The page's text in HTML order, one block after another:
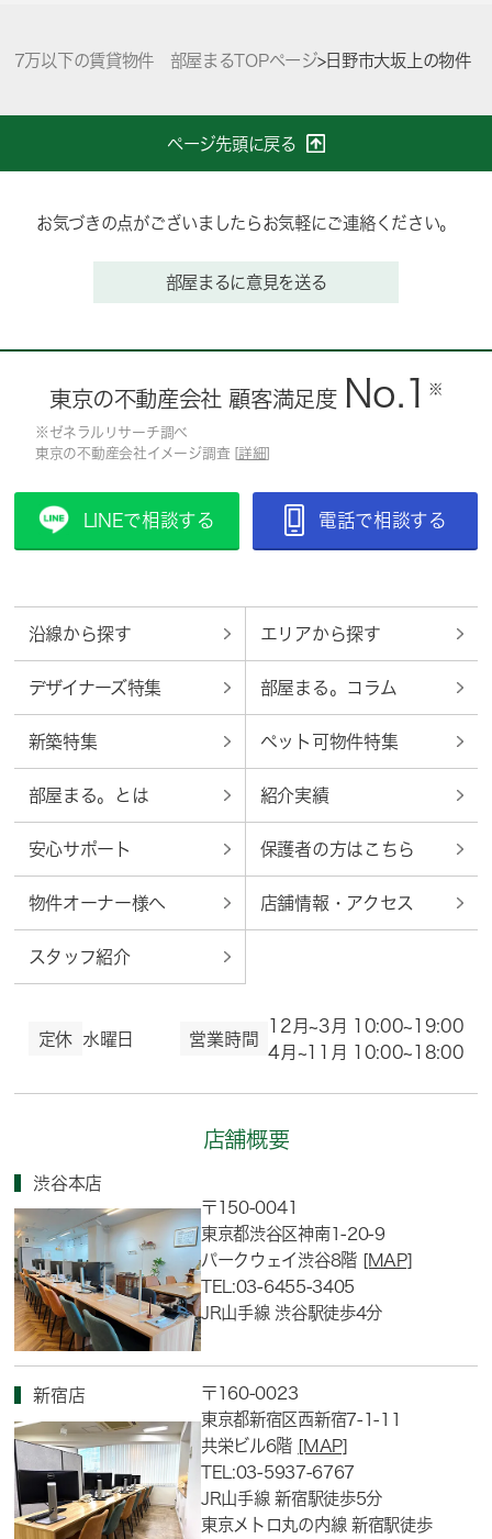
7万以下の賃貸物件 部屋まるTOPページ>日野市大坂上の物件
ページ先頭に戻る
お気づきの点がございましたらお気軽にご連絡ください。
部屋まるに意見を送る
東京の不動産会社 顧客満足度 No.1 ※
※ゼネラルリサーチ調べ
東京の不動産会社イメージ調査 [ 詳細
LINEで相談する 電話で相談する
沿線から探す エリアから探す
デザイナーズ特集 部屋まる。コラム
新築特集 ペット可物件特集
部屋まる。とは 紹介実績
安心サポート 保護者の方はこちら
物件オーナー様へ 店舗情報・アクセス
スタッフ紹介
定休 水曜日 営業時間
12月~3月 10:00~19:00
4月~11月 10:00~18:00
店舗概要
渋谷本店
〒150-0041
東京都渋谷区神南1-20-9
パークウェイ渋谷8階 [MAP]
TEL:03-6455-3405
JR山手線 渋谷駅徒歩4分
新宿店
〒160-0023
東京都新宿区西新宿7-1-11
共栄ビル6階 [MAP]
TEL:03-5937-6767
JR山手線 新宿駅徒歩5分
東京メトロ丸の内線 新宿駅徒歩